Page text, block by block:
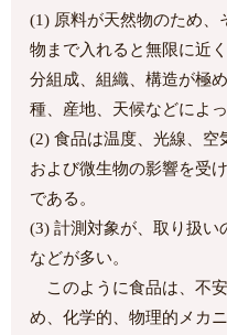
(1) 原料が天然物のため、
物まで入れると無限に近
分組成、組織、構造が極
種、産地、天候などによ
(2) 食品は温度、光線、空
および微生物の影響を受
である。
(3) 計測対象が、取り扱い
などが多い。
このように食品は、不
め、化学的、物理的メカ